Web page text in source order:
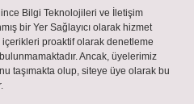
Bilgi Teknolojileri ve İletişim
bir Yer Sağlayıcı olarak hizmet
proaktif olarak denetleme
Ancak, üyelerimiz
taşımakta olup, siteye üye olarak bu